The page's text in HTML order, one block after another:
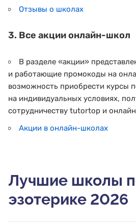
Отзывы о школах
3. Все акции онлайн-школ
В разделе «акции»
и работающие промокоды на
возможность приобрести курсы
на индивидуальных условиях,
сотрудничеству tutortop и
Акции в онлайн-школах
Лучшие школы
эзотерике 2026